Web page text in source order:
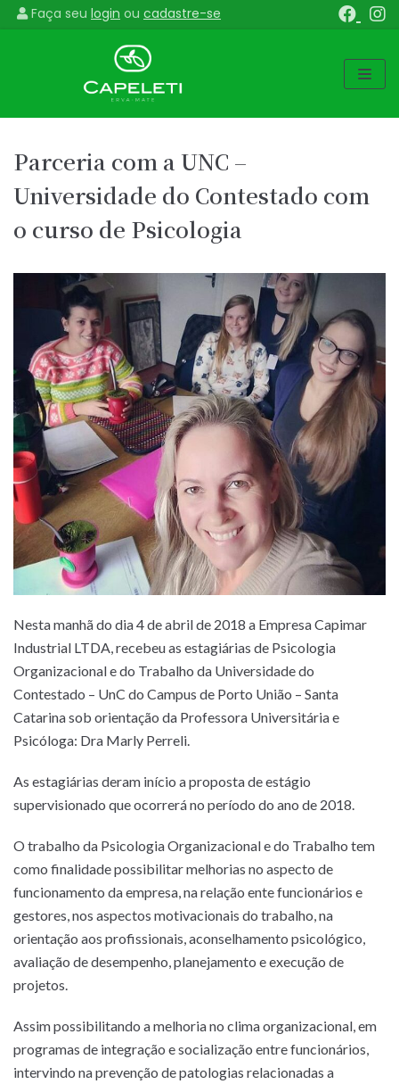
Faça seu login ou cadastre-se
Pular
Parceria com a UNC –
Universidade do Contestado com
o curso de Psicologia
Nesta manhã do dia 4 de abril de 2018 a Empresa Capimar
Industrial LTDA, recebeu as estagiárias de Psicologia
Organizacional e do Trabalho da Universidade do
Contestado – UnC do Campus de Porto União – Santa
Catarina sob orientação da Professora Universitária e
Psicóloga: Dra Marly Perreli.
As estagiárias deram início a proposta de estágio
supervisionado que ocorrerá no período do ano de 2018.
O trabalho da Psicologia Organizacional e do Trabalho tem
como finalidade possibilitar melhorias no aspecto de
funcionamento da empresa, na relação ente funcionários e
gestores, nos aspectos motivacionais do trabalho, na
orientação aos profissionais, aconselhamento psicológico,
avaliação de desempenho, planejamento e execução de
projetos.
Assim possibilitando a melhoria no clima organizacional, em
programas de integração e socialização entre funcionários,
intervindo na prevenção de patologias relacionadas a